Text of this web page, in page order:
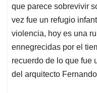
p
p
o
k
I
n
que parece sobrevivir
vez fue un refugio
violencia, hoy es una
ennegrecidas por el
recuerdo de lo que fue
del arquitecto